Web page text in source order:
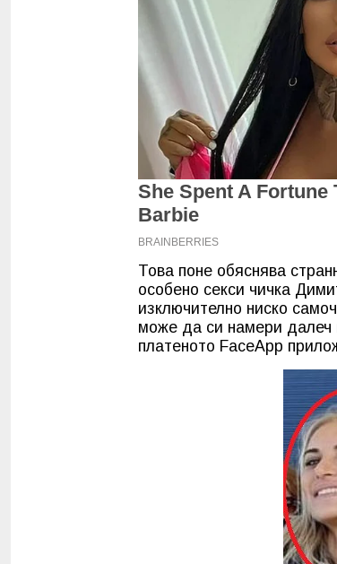
Това поне обяснява
особено секси чичка
изключително ниско
може да си намери далеч
платеното FaceApp